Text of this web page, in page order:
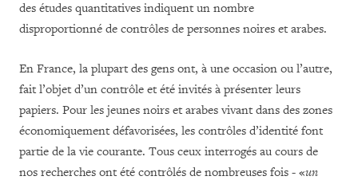
des études quantitatives indiquent un nombre
disproportionné de contrôles de personnes noires et arabes.
En France, la plupart des gens ont, à une occasion ou l’autre,
fait l’objet d’un contrôle et été invités à présenter leurs
papiers. Pour les jeunes noirs et arabes vivant dans des zones
économiquement défavorisées, les contrôles d’identité font
partie de la vie courante. Tous ceux interrogés au cours de
nos recherches ont été contrôlés de nombreuses fois - «un